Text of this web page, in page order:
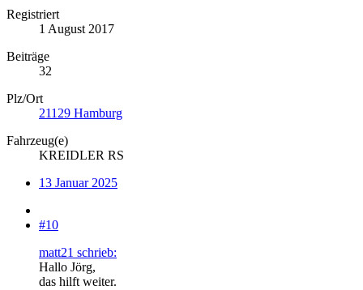
Registriert
1 August 2017
Beiträge
32
Plz/Ort
21129 Hamburg
Fahrzeug(e)
KREIDLER RS
13 Januar 2025
#10
matt21 schrieb:
Hallo Jörg,
das hilft weiter.